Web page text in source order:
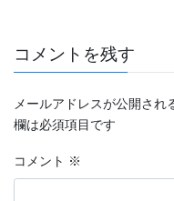
コメントを残す
メールアドレスが公開され
欄は必須項目です
コメント ※